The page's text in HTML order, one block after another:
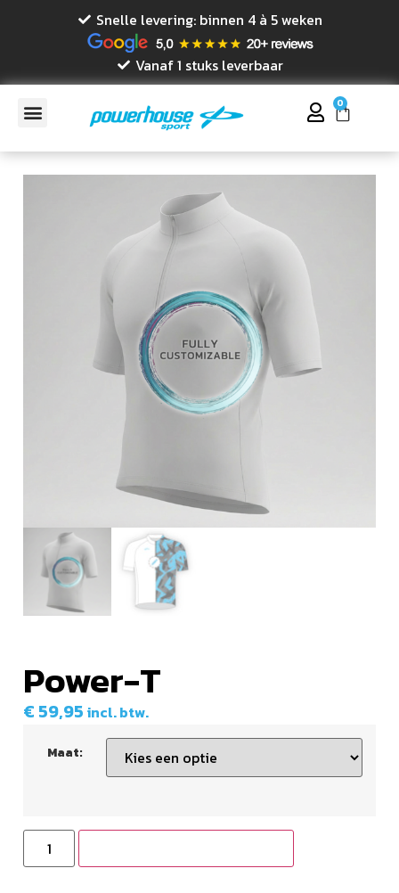
Snelle levering: binnen 4 à 5 weken
Vanaf 1 stuks leverbaar
0
Power-T
€ 59,95 incl. btw.
Maat: